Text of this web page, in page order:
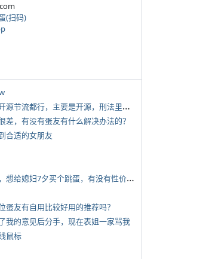
(扫码)
*
有啥搞钱的路子吗，开源节流都行，主要是开源，刑法里的咱不做
差，有没有蛋友有什么解决办法的？
合适的女朋友
*
想请教有经验的蛋友，想给媳妇7夕买个跳蛋，有没有性价比高的推荐
蛋友有自用比较好用的推荐吗？
我的意见后分手，现在表姐一家骂我
鼠标